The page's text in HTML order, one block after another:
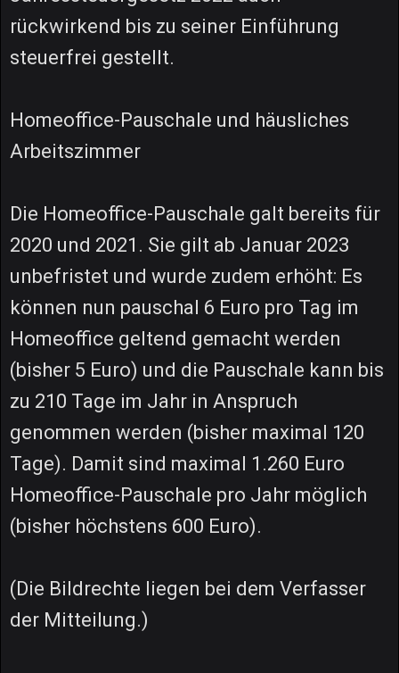
rückwirkend bis zu seiner Einführung
steuerfrei gestellt.
Homeoffice-Pauschale und häusliches
Arbeitszimmer
Die Homeoffice-Pauschale galt bereits für
2020 und 2021. Sie gilt ab Januar 2023
unbefristet und wurde zudem erhöht: Es
können nun pauschal 6 Euro pro Tag im
Homeoffice geltend gemacht werden
(bisher 5 Euro) und die Pauschale kann bis
zu 210 Tage im Jahr in Anspruch
genommen werden (bisher maximal 120
Tage). Damit sind maximal 1.260 Euro
Homeoffice-Pauschale pro Jahr möglich
(bisher höchstens 600 Euro).
(Die Bildrechte liegen bei dem Verfasser
der Mitteilung.)